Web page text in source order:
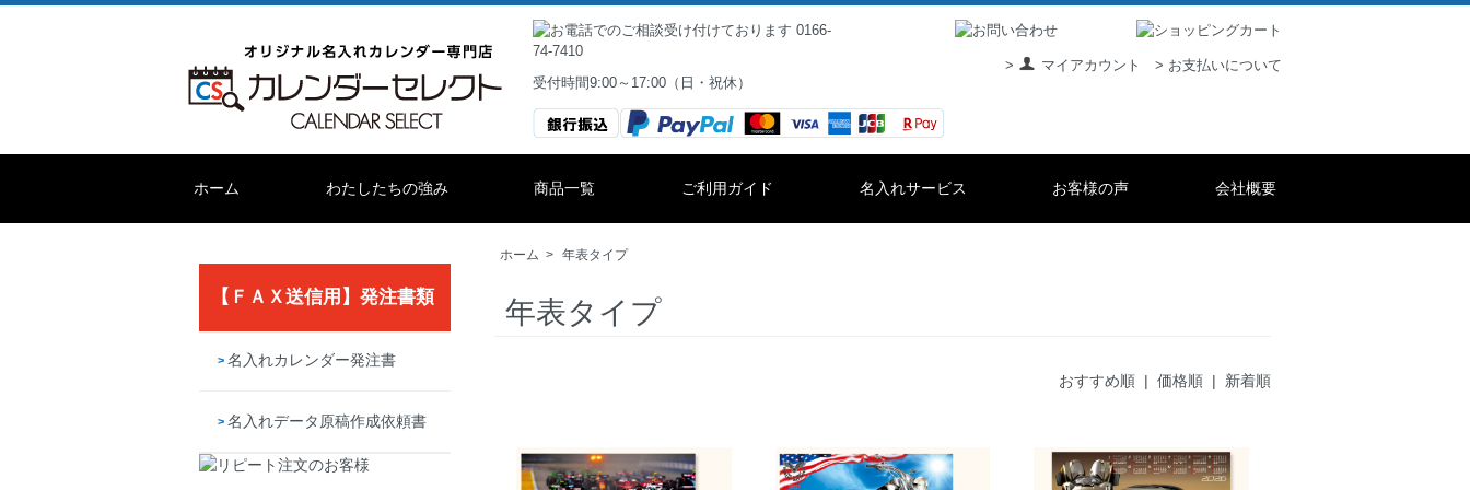
受付時間9:00～17:00（日・祝休）
> マイアカウント > お支払いについて
ホーム わたしたちの強み 商品一覧 ご利用ガイド 名入れサービス お客様の声 会社概要
ホーム > 年表タイプ
年表タイプ
おすすめ順 | 価格順 | 新着順
【ＦＡＸ送信用】発注書類
名入れカレンダー発注書
名入れデータ原稿作成依頼書